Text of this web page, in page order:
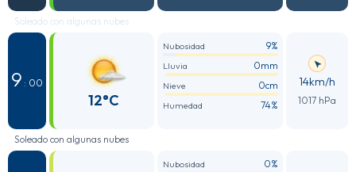
Soleado con algunas nubes
9 : 00
12°C
Nubosidad 9%
Lluvia 0mm
Nieve 0cm
Humedad 74%
14km/h
1017 hPa
Soleado con algunas nubes
Nubosidad 0%